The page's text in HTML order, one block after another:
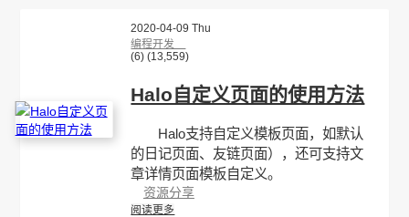
2020-04-09 Thu
编程开发
(6) (13,559)
Halo自定义页面的使用方法
Halo支持自定义模板页面，如默认
的日记页面、友链页面），还可支持文
章详情页面模板自定义。
资源分享
阅读更多